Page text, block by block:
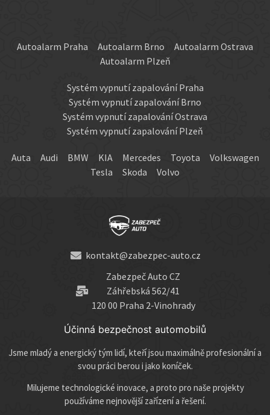
Autoalarm Praha Autoalarm Brno
Autoalarm Ostrava
Autoalarm Plzeň
Systém vypnutí zapalování Praha
Systém vypnutí zapalování Brno
Systém vypnutí zapalování Ostrava
Systém vypnutí zapalování Plzeň
Auta Audi BMW KIA Mercedes Toyota
Volkswagen
Tesla
Skoda Volvo
kontakt@zabezpec-auto.cz
Zabezpeč Auto CZ
Záhřebská 562/41
120 00 Praha 2-Vinohrady
Účinná bezpečnost automobilů
Jsme mladý a energický tým lidí, kteří jsou maximálně profesionální a
svou práci berou i jako koníček.
Milujeme technologické inovace, a proto pro naše projekty
používáme nejnovější zařízení a řešení.